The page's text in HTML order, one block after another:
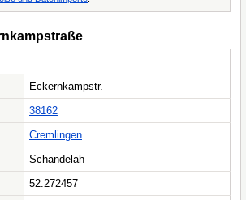
Eckernkampstr.
38162
Cremlingen
Schandelah
52.272457